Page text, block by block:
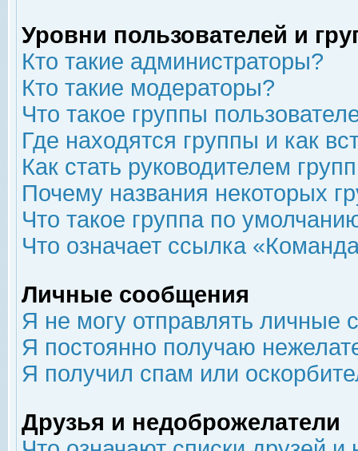
Уровни пользователей и
Кто такие администраторы?
Кто такие модераторы?
Что такое группы
Где находятся группы и как
Как стать руководителем
Почему названия некоторых
Что такое группа по
Что означает ссылка
Личные сообщения
Я не могу отправлять личные
Я постоянно получаю
Я получил спам или
Друзья и недоброжелатели